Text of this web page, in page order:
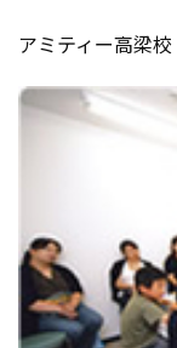
アミティー高梁校